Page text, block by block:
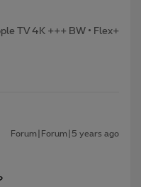
TV 4K +++ BW • Flex+
Forum|Forum|5 years ago